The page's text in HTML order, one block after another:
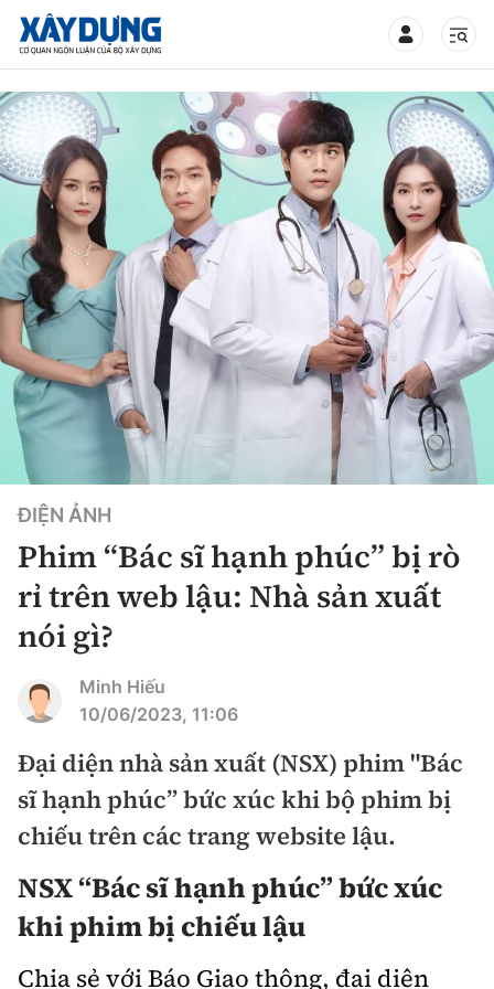
TIN BỘ XÂY DỰNG
CHUYÊN MỤC
Mới nhất
Thời sự
Chính trị
Xã hội
Chuyện dọc đường
Cải chính
Xây dựng
Chỉ đạo điều hành
Quy hoạch kiến trúc
Vật liệu xây dựng
Giám định chất lượng
Quản lý đô thị
Giao thông
Quản lý
Đường bộ
Hàng không
Đường sắt
Đăng kiểm
Đường sắt tốc độ cao
Hàng hải
Đường sắt đô thị
Kinh tế
Thị trường
Tài chính
Chứng khoán
Bảo hiểm
Doanh nghiệp
Pháp luật
Thanh tra
An ninh hình sự
Điều tra
Pháp đình
Hỏi - Đáp
An toàn giao thông
Giao thông 24h
ATGT địa phương
Văn hóa giao thông
Lái xe an toàn
Chung tay vì ATGT
Giáo dục
Y tế
Đời sống
Văn hóa - Giải Trí
Showbiz
Điện ảnh
Thể thao
Bóng đá
Bình luận
Công nghệ
ĐIỆN ẢNH
Phim “Bác sĩ hạnh phúc” bị rò
rỉ trên web lậu: Nhà sản xuất
nói gì?
Minh Hiếu
10/06/2023, 11:06
Đại diện nhà sản xuất (NSX) phim "Bác
sĩ hạnh phúc” bức xúc khi bộ phim bị
chiếu trên các trang website lậu.
NSX “Bác sĩ hạnh phúc” bức xúc
khi phim bị chiếu lậu
Chia sẻ với Báo Giao thông, đại diện